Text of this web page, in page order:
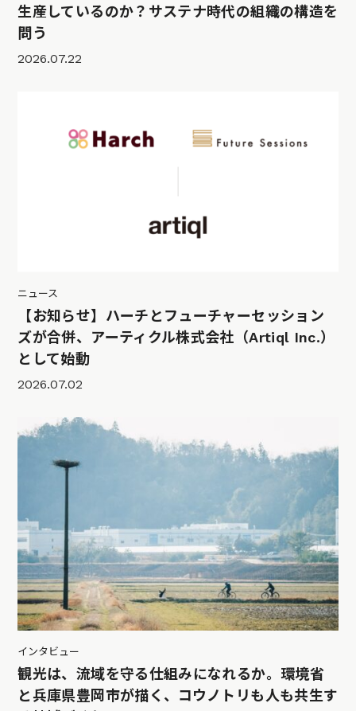
生産しているのか？サステナ時代の組織の構造を
問う
2026.07.22
ニュース
【お知らせ】ハーチとフューチャーセッション
ズが合併、アーティクル株式会社（Artiql Inc.）
として始動
2026.07.02
インタビュー
観光は、流域を守る仕組みになれるか。環境省
と兵庫県豊岡市が描く、コウノトリも人も共生す